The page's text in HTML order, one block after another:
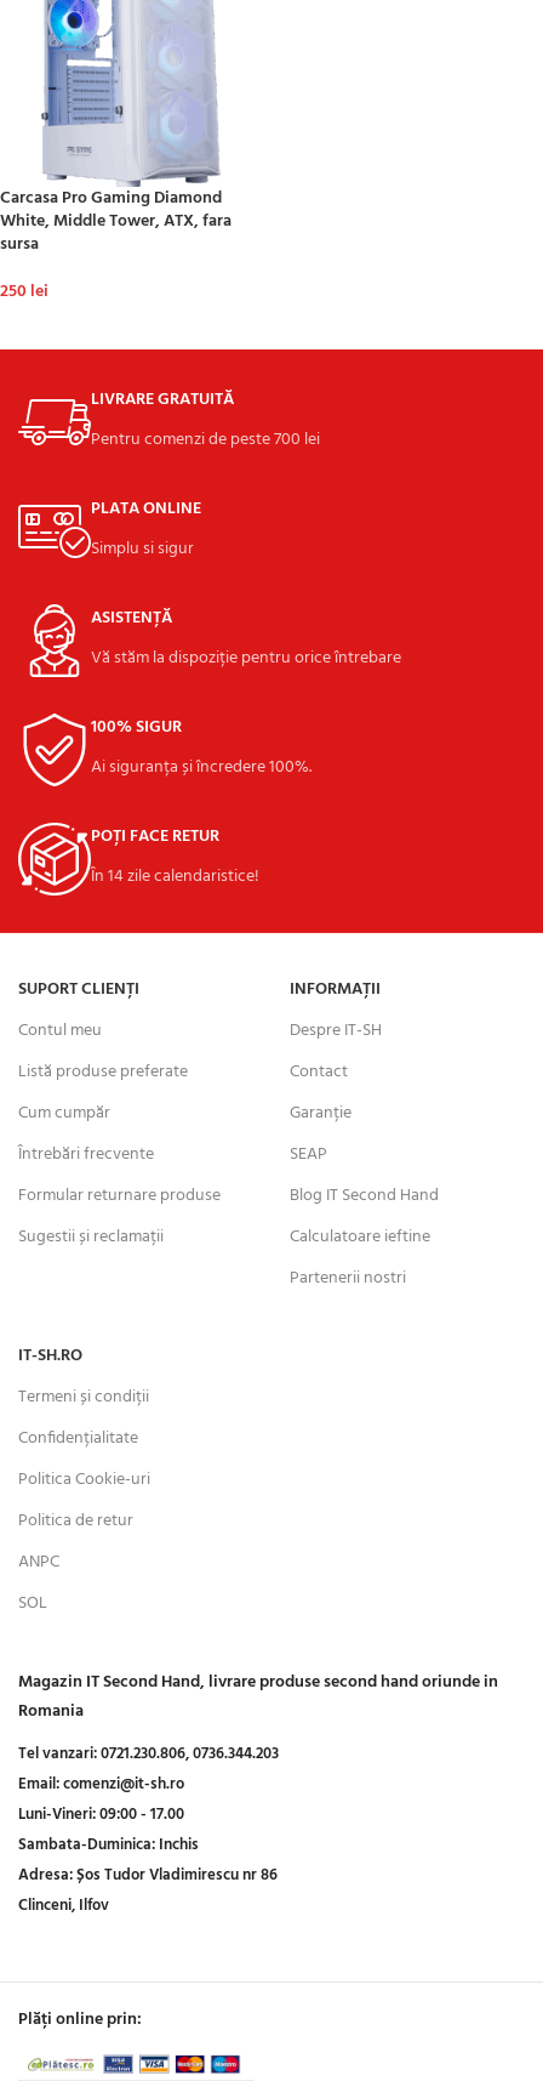
Carcasa Pro Gaming Diamond
White, Middle Tower, ATX, fara
sursa
250 lei
LIVRARE GRATUITĂ
Pentru comenzi de peste 700 lei
PLATA ONLINE
Simplu si sigur
ASISTENȚĂ
Vă stăm la dispoziție pentru orice întrebare
100% SIGUR
Ai siguranța și încredere 100%.
POȚI FACE RETUR
În 14 zile calendaristice!
SUPORT CLIENȚI
Contul meu
Listă produse preferate
Cum cumpăr
Întrebări frecvente
Formular returnare produse
Sugestii și reclamații
INFORMAȚII
Despre IT-SH
Contact
Garanție
SEAP
Blog IT Second Hand
Calculatoare ieftine
Partenerii nostri
IT-SH.RO
Termeni și condiții
Confidențialitate
Politica Cookie-uri
Politica de retur
ANPC
SOL
Magazin IT Second Hand, livrare produse second hand oriunde in
Romania
Tel vanzari:0721.230.806,0736.344.203
Email:comenzi@it-sh.ro
Luni-Vineri:09:00 - 17.00
Sambata-Duminica:Inchis
Adresa:Șos Tudor Vladimirescu nr 86
Clinceni, Ilfov
Plăți online prin: